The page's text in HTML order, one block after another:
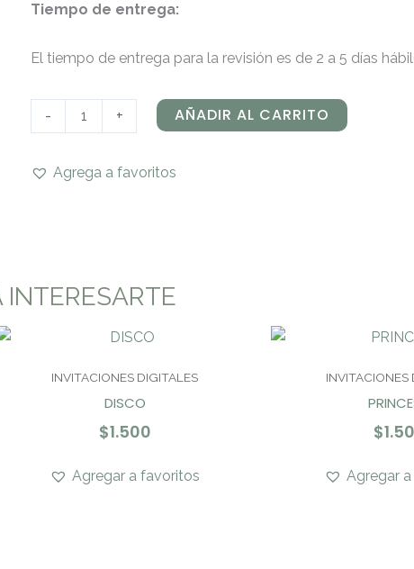
Tiempo de entrega:
El tiempo de entrega para la revisión es de 2 a 5 días
- + AÑADIR AL CARRITO
Agrega a favoritos
INVITACIONES DIGITALES
DISCO
$1.500
Agregar a favoritos
INVITACIONES
$
Agregar